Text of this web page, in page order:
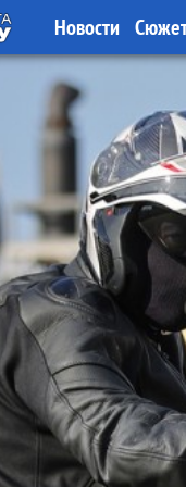
Новости